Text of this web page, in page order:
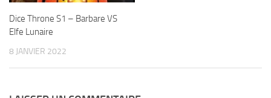
Dice Throne S1 – Barbare VS
Elfe Lunaire
8 JANVIER 2022